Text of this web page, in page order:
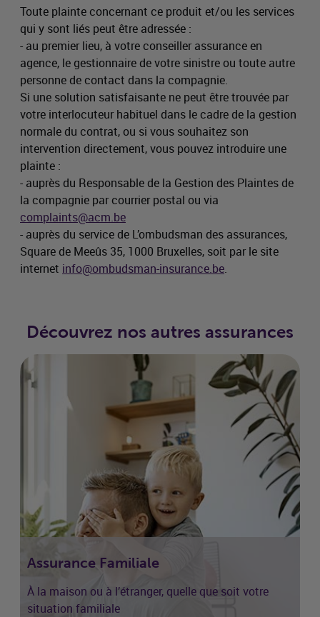
Toute plainte concernant ce produit et/ou les services
qui y sont liés peut être adressée :
- au premier lieu, à votre conseiller assurance en
agence, le gestionnaire de votre sinistre ou toute autre
personne de contact dans la compagnie.
Si une solution satisfaisante ne peut être trouvée par
votre interlocuteur habituel dans le cadre de la gestion
normale du contrat, ou si vous souhaitez son
intervention directement, vous pouvez introduire une
plainte :
- auprès du Responsable de la Gestion des Plaintes de
la compagnie par courrier postal ou via
complaints@acm.be
- auprès du service de L’ombudsman des assurances,
Square de Meeûs 35, 1000 Bruxelles, soit par le site
internet info@ombudsman-insurance.be.
Découvrez nos autres assurances
Assurance Familiale
À la maison ou à l’étranger, quelle que soit votre
situation familiale